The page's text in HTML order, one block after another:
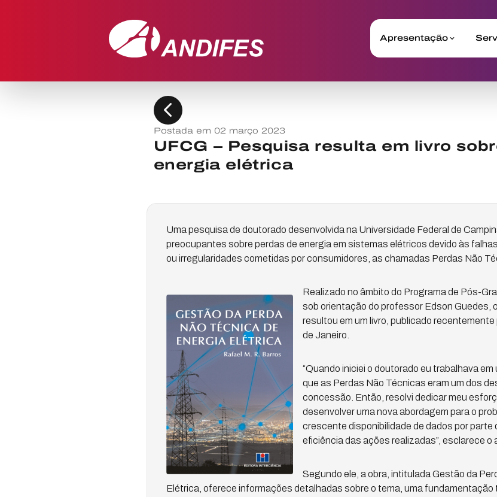
Apresentação
chevron_left
Postada em 02 março 2023
UFCG – Pesquisa resulta em livro
energia elétrica
Uma pesquisa de doutorado desenvolvida na Universidade Federal de
preocupantes sobre perdas de energia em sistemas elétricos devido às
ou irregularidades cometidas por consumidores, as chamadas Perdas Não
Realizado no âmbito do Programa de Pós-
sob orientação do professor Edson Guedes,
resultou em um livro, publicado
de Janeiro.
“Quando iniciei o doutorado eu trabalhava
que as Perdas Não Técnicas eram um dos
concessão. Então, resolvi dedicar meu
desenvolver uma nova abordagem para o
crescente disponibilidade de dados por parte
eficiência das ações realizadas”, esclarece o
Segundo ele, a obra, intitulada Gestão da
Elétrica, oferece informações detalhadas sobre o tema, uma fundamentação